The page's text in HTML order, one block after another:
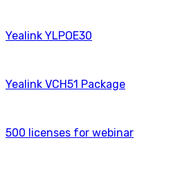
Yealink YLPOE30
Yealink VCH51 Package
500 licenses for webinаr